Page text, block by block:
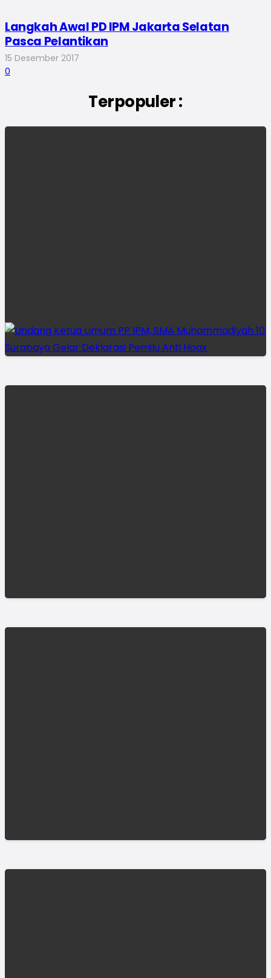
Langkah Awal PD IPM Jakarta Selatan
Pasca Pelantikan
15 Desember 2017
0
Terpopuler :